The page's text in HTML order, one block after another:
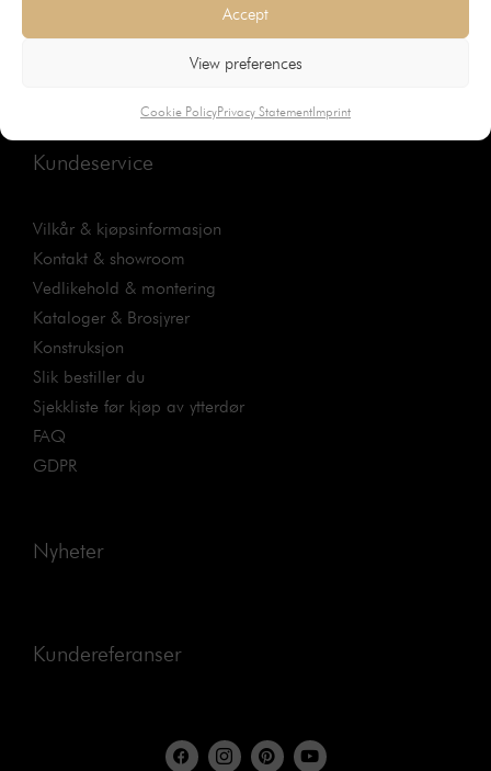
Accept
View preferences
Cookie PolicyPrivacy StatementImprint
Kundeservice
Vilkår & kjøpsinformasjon
Kontakt & showroom
Vedlikehold & montering
Kataloger & Brosjyrer
Konstruksjon
Slik bestiller du
Sjekkliste før kjøp av ytterdør
FAQ
GDPR
Nyheter
Kundereferanser
F
a
I
c
P
i
Y
o